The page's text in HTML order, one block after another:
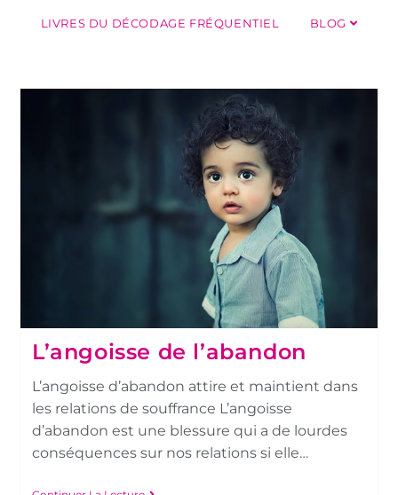
LIVRES DU DÉCODAGE FRÉQUENTIEL BLOG
L’angoisse de l’abandon
L’angoisse d’abandon attire et maintient dans
les relations de souffrance L’angoisse
d’abandon est une blessure qui a de lourdes
conséquences sur nos relations si elle…